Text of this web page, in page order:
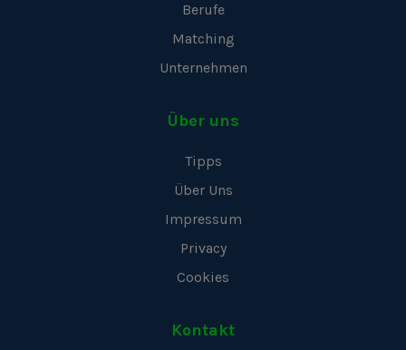
Berufe
Matching
Unternehmen
Über uns
Tipps
Über Uns
Impressum
Privacy
Cookies
Kontakt